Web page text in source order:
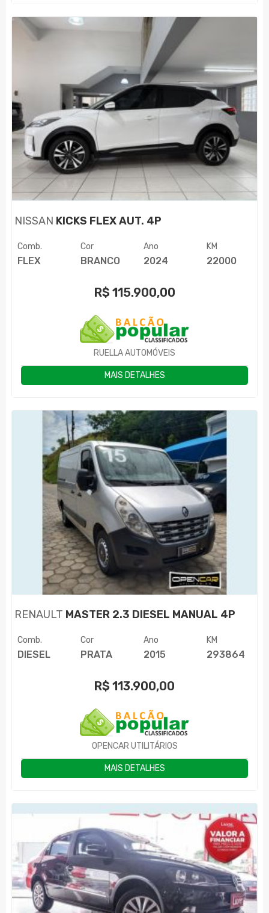
NISSAN KICKS FLEX AUT. 4P
Comb.
FLEX
Cor
BRANCO
Ano
2024
KM
22000
R$ 115.900,00
RUELLA AUTOMÓVEIS
MAIS DETALHES
RENAULT MASTER 2.3 DIESEL MANUAL 4P
Comb.
DIESEL
Cor
PRATA
Ano
2015
KM
293864
R$ 113.900,00
OPENCAR UTILITÁRIOS
MAIS DETALHES